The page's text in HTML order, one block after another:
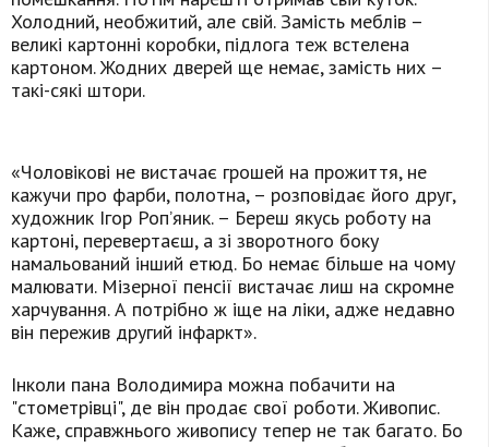
Холодний, необжитий, але свій. Замість меблів –
великі картонні коробки, підлога теж встелена
картоном. Жодних дверей ще немає, замість них –
такі-сякі штори.
«Чоловікові не вистачає грошей на прожиття, не
кажучи про фарби, полотна, – розповідає його друг,
художник Ігор Роп’яник. – Береш якусь роботу на
картоні, перевертаєш, а зі зворотного боку
намальований інший етюд. Бо немає більше на чому
малювати. Мізерної пенсії вистачає лиш на скромне
харчування. А потрібно ж іще на ліки, адже недавно
він пережив другий інфаркт».
Інколи пана Володимира можна побачити на
"стометрівці", де він продає свої роботи. Живопис.
Каже, справжнього живопису тепер не так багато. Бо